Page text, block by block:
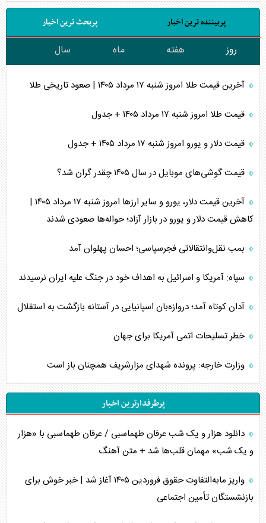
پربیننده ترین اخبار پربحث ترین اخبار
روز هفته ماه سال
آخرین قیمت طلا امروز شنبه ۱۷ مرداد ۱۴۰۵ | صعود تاریخی طلا
قیمت طلا امروز شنبه ۱۷ مرداد ۱۴۰۵ + جدول
قیمت دلار و یورو امروز شنبه ۱۷ مرداد ۱۴۰۵ + جدول
قیمت گوشی‌های موبایل در سال ۱۴۰۵ چقدر گران شد؟
آخرین قیمت دلار، یورو و سایر ارز‌ها امروز شنبه ۱۷ مرداد ۱۴۰۵ |
کاهش قیمت دلار و یورو در بازار آزاد؛ حواله‌ها صعودی شدند
بمب نقل‌وانتقالاتی فجرسپاسی؛ احسان پهلوان آمد
سپاه: آمریکا و اسرائیل به اهداف خود در جنگ علیه ایران نرسیدند
آدان کوتاه آمد؛ دروازه‌بان اسپانیایی در آستانه بازگشت به استقلال
خطر تسلیحات اتمی آمریکا برای جهان
وزارت خارجه: پرونده شهدای مزارشریف همچنان باز است
پرطرفدارترین اخبار
دانلود هزار و یک شب عرفان طهماسبی / عرفان طهماسبی با «هزار
و یک شب» مهمان قلب‌ها شد + متن آهنگ
واریز مابه‌التفاوت حقوق فروردین ۱۴۰۵ آغاز شد | خبر خوش برای
بازنشستگان تأمین اجتماعی